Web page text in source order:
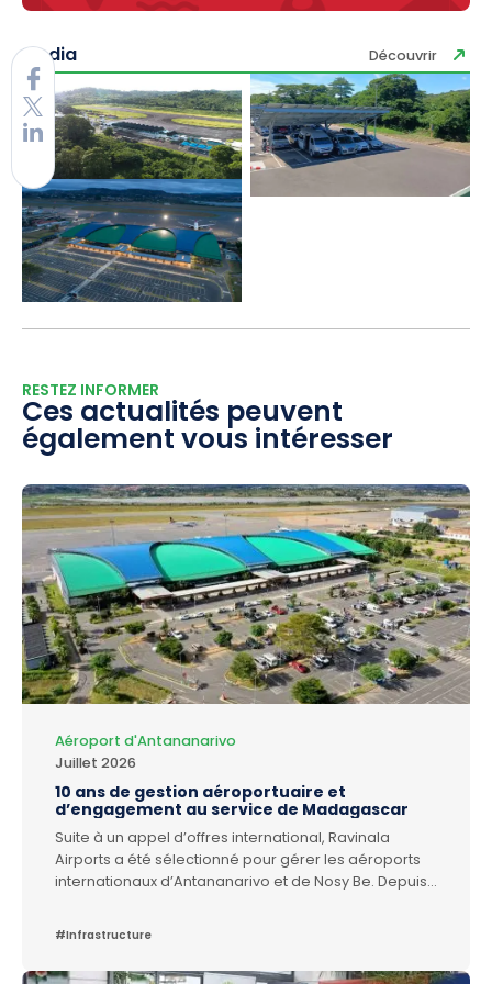
Media Découvrir
RESTEZ INFORMER
Ces actualités peuvent
également vous intéresser
Aéroport d'Antananarivo
Juillet 2026
10 ans de gestion aéroportuaire et
d’engagement au service de Madagascar
Suite à un appel d’offres international, Ravinala
Airports a été sélectionné pour gérer les aéroports
internationaux d’Antananarivo et de Nosy Be. Depuis
maintenance et le développement de ces
#Infrastructure